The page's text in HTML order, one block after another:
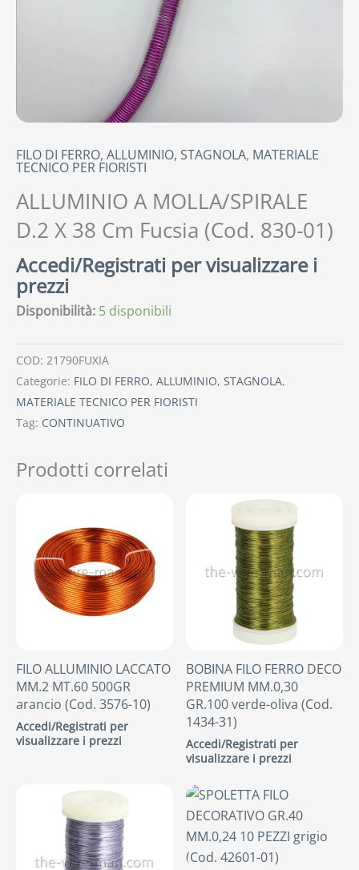
FILO DI FERRO, ALLUMINIO, STAGNOLA, MATERIALE
TECNICO PER FIORISTI
ALLUMINIO A MOLLA/SPIRALE
D.2 X 38 Cm Fucsia (Cod. 830-01)
Accedi/Registrati per visualizzare i
prezzi
Disponibilità: 5 disponibili
COD: 21790FUXIA
Categorie: FILO DI FERRO, ALLUMINIO, STAGNOLA,
MATERIALE TECNICO PER FIORISTI
Tag: CONTINUATIVO
Prodotti correlati
FILO ALLUMINIO LACCATO
MM.2 MT.60 500GR
arancio (Cod. 3576-10)
Accedi/Registrati per
visualizzare i prezzi
BOBINA FILO FERRO DECO
PREMIUM MM.0,30
GR.100 verde-oliva (Cod.
1434-31)
Accedi/Registrati per
visualizzare i prezzi